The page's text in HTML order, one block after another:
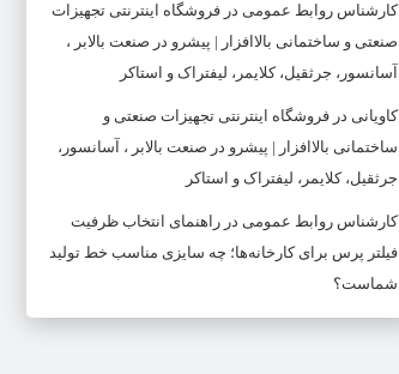
کارشناس روابط عمومی در فروشگاه اینترنتی تجهیزات
صنعتی و ساختمانی بالاافزار | پیشرو در صنعت بالابر ،
آسانسور، جرثقیل، کلایمر، لیفتراک و استاکر
کاویانی در فروشگاه اینترنتی تجهیزات صنعتی و
ساختمانی بالاافزار | پیشرو در صنعت بالابر ، آسانسور،
جرثقیل، کلایمر، لیفتراک و استاکر
کارشناس روابط عمومی در راهنمای انتخاب ظرفیت
فیلتر پرس برای کارخانه‌ها؛ چه سایزی مناسب خط تولید
شماست؟